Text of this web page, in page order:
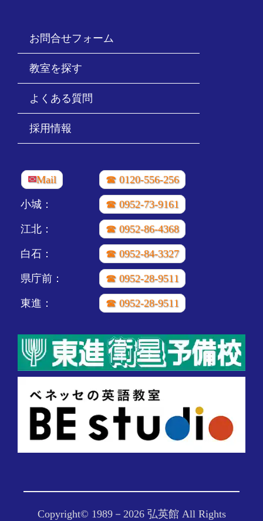
お問合せフォーム
教室を探す
よくある質問
採用情報
✉Mail ☎ 0120-556-256
小城： ☎ 0952-73-9161
江北： ☎ 0952-86-4368
白石： ☎ 0952-84-3327
県庁前： ☎ 0952-28-9511
東進： ☎ 0952-28-9511
Copyright© 1989－ 2026 弘英館 All Rights